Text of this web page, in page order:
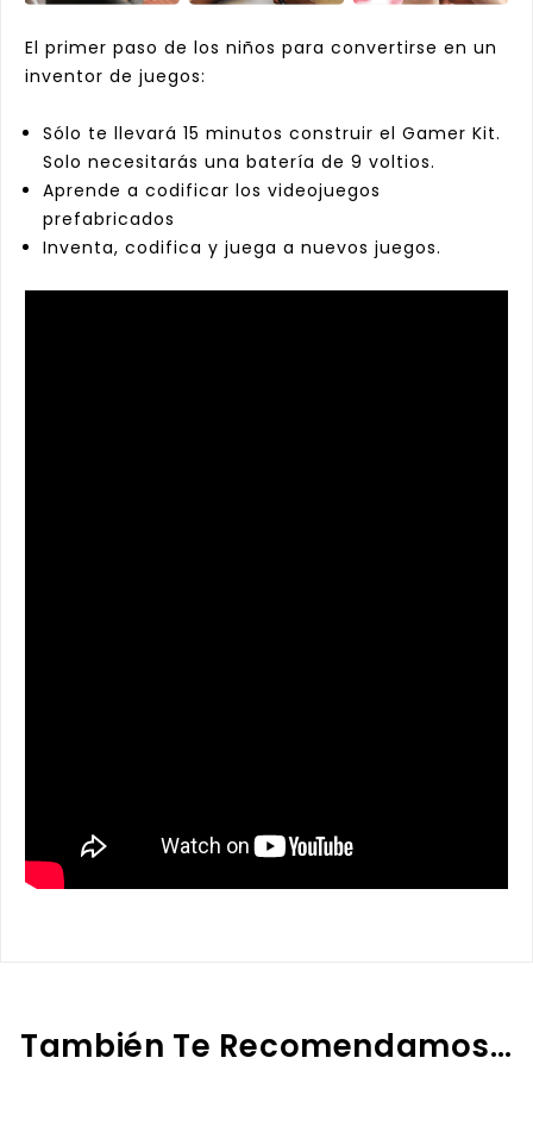
El primer paso de los niños para convertirse en un
inventor de juegos:
Sólo te llevará 15 minutos construir el Gamer Kit.
Solo necesitarás una batería de 9 voltios.
Aprende a codificar los videojuegos
prefabricados
Inventa, codifica y juega a nuevos juegos.
También Te Recomendamos…